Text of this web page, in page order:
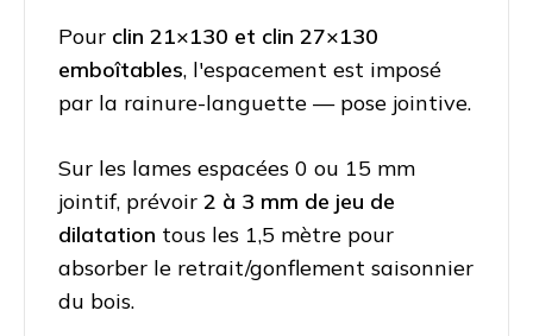
Pour clin 21×130 et clin 27×130
emboîtables, l'espacement est imposé
par la rainure-languette — pose jointive.
Sur les lames espacées 0 ou 15 mm
jointif, prévoir 2 à 3 mm de jeu de
dilatation tous les 1,5 mètre pour
absorber le retrait/gonflement saisonnier
du bois.